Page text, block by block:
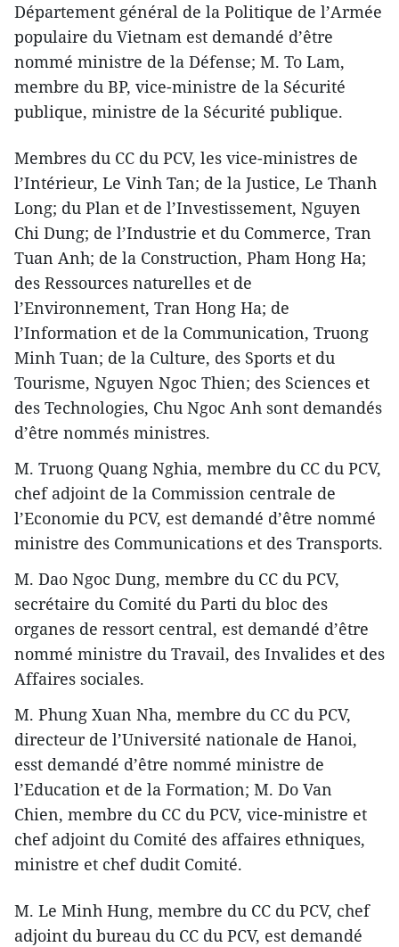
Département général de la Politique de l’Armée
populaire du Vietnam est demandé d’être
nommé ministre de la Défense; M. To Lam,
membre du BP, vice-ministre de la Sécurité
publique, ministre de la Sécurité publique.
Membres du CC du PCV, les vice-ministres de
l’Intérieur, Le Vinh Tan; de la Justice, Le Thanh
Long; du Plan et de l’Investissement, Nguyen
Chi Dung; de l’Industrie et du Commerce, Tran
Tuan Anh; de la Construction, Pham Hong Ha;
des Ressources naturelles et de
l’Environnement, Tran Hong Ha; de
l’Information et de la Communication, Truong
Minh Tuan; de la Culture, des Sports et du
Tourisme, Nguyen Ngoc Thien; des Sciences et
des Technologies, Chu Ngoc Anh sont demandés
d’être nommés ministres.
M. Truong Quang Nghia, membre du CC du PCV,
chef adjoint de la Commission centrale de
l’Economie du PCV, est demandé d’être nommé
ministre des Communications et des Transports.
M. Dao Ngoc Dung, membre du CC du PCV,
secrétaire du Comité du Parti du bloc des
organes de ressort central, est demandé d’être
nommé ministre du Travail, des Invalides et des
Affaires sociales.
M. Phung Xuan Nha, membre du CC du PCV,
directeur de l’Université nationale de Hanoi,
esst demandé d’être nommé ministre de
l’Education et de la Formation; M. Do Van
Chien, membre du CC du PCV, vice-ministre et
chef adjoint du Comité des affaires ethniques,
ministre et chef dudit Comité.
M. Le Minh Hung, membre du CC du PCV, chef
adjoint du bureau du CC du PCV, est demandé